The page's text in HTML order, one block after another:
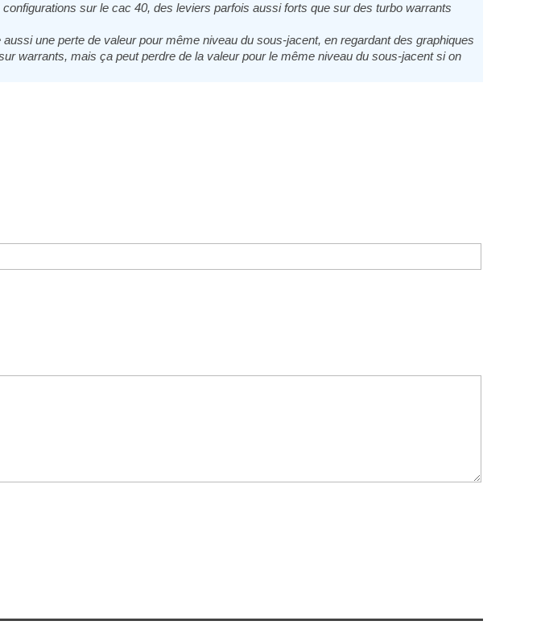
sur le cac 40, des leviers parfois aussi forts que sur des turbo warrants
une perte de valeur pour même niveau du sous-jacent, en regardant des graphiques
warrants, mais ça peut perdre de la valeur pour le même niveau du sous-jacent si on